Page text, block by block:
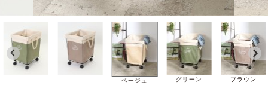
ベージュ グリーン ブラウン